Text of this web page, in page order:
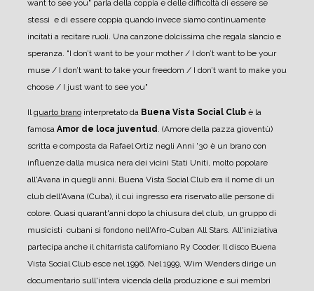
want to see you" parla della coppia e delle difficoltà di essere se
stessi e di essere coppia quando invece siamo continuamente
incitati a recitare ruoli. Una canzone dolcissima che regala slancio e
speranza. "I don’t want to be your mother / I don’t want to be your
muse / I don’t want to take your freedom / I don’t want to make you
choose / I just want to see you"
Ilquarto brano interpretato da Buena Vista Social Club è la
famosa Amor de loca juventud. (Amore della pazza gioventù)
scritta e composta da Rafael Ortiz negli Anni '30 è un brano con
influenze dalla musica nera dei vicini Stati Uniti, molto popolare
all'Avana in quegli anni. Buena Vista Social Club era il nome di un
club dell'Avana (Cuba), il cui ingresso era riservato alle persone di
colore. Quasi quarant'anni dopo la chiusura del club, un gruppo di
musicisti cubani si fondono nell'Afro-Cuban All Stars. All'iniziativa
partecipa anche il chitarrista californiano Ry Cooder. Il disco Buena
Vista Social Club esce nel 1996. Nel 1999, Wim Wenders dirige un
documentario sull'intera vicenda della produzione e sui membri